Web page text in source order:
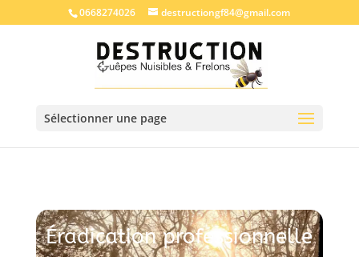
0668274026 destructiongf84@gmail.com
Sélectionner une page
Éradication professionnelle